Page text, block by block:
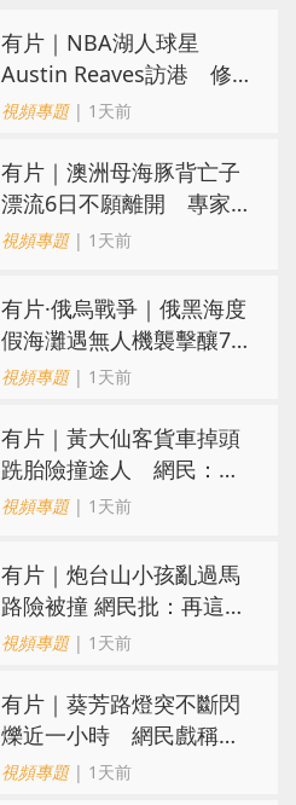
有片｜NBA湖人球星
Austin Reaves訪港 修
頓與青少年交流球技
視頻專題| 1天前
有片｜澳洲母海豚背亡子
漂流6日不願離開 專家：
極度悲傷下的哀悼行為
視頻專題| 1天前
​有片·俄烏戰爭｜俄黑海度
假海灘遇無人機襲擊釀7死
40傷 俄烏各執一詞
視頻專題| 1天前
有片｜黃大仙客貨車掉頭
跣胎險撞途人 網民：飄
移得好靚喎
視頻專題| 1天前
有片｜炮台山小孩亂過馬
路險被撞 網民批：再這樣
很快轉生
視頻專題| 1天前
有片｜葵芳路燈突不斷閃
爍近一小時 網民戲稱
「葵芳夜繽紛」
視頻專題| 1天前